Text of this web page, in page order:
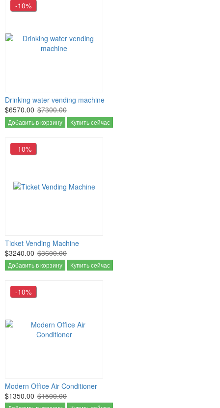
-10%
Drinking water vending machine
$6570.00 $7300.00
Добавить в корзину Купить сейчас
-10%
Ticket Vending Machine
$3240.00 $3600.00
Добавить в корзину Купить сейчас
-10%
Modern Office Air Conditioner
$1350.00 $1500.00